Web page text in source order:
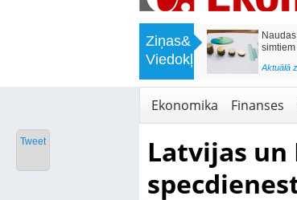
Ziņas&
Viedokļi
Septiņos mēnešos Vivi vilcienos
pārvadāti 12 miljoni pasažieru; jūlijā
Aktuālā
Ekonomika Finanses
Latvijas
Tweet